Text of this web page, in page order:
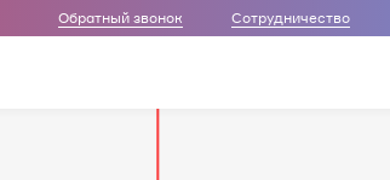
Обратный звонок Сотрудничество